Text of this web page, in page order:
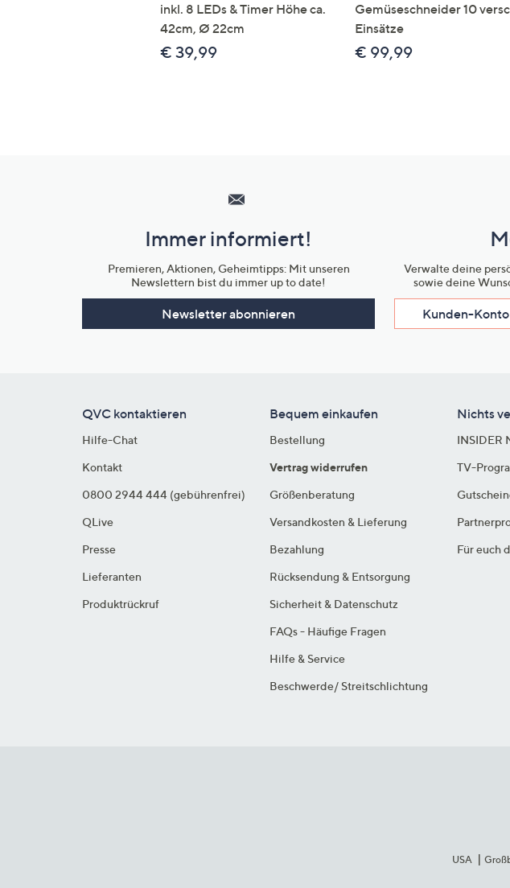
inkl. 8 LEDs & Timer Höhe ca.
42cm, Ø 22cm
€ 39,99
Gemüseschneider 10
Einsätze
€ 99,99
Unternehmensinformationen
Immer informiert!
Premieren, Aktionen, Geheimtipps: Mit unseren
Newslettern bist du immer up to date!
Newsletter abonnieren
Verwalte deine
sowie deine
Kunden-Konto
QVC kontaktieren
Hilfe-Chat
Kontakt
0800 2944 444 (gebührenfrei)
QLive
Presse
Lieferanten
Produktrückruf
Bequem einkaufen
Bestellung
Vertrag widerrufen
Größenberatung
Versandkosten & Lieferung
Bezahlung
Rücksendung & Entsorgung
Sicherheit & Datenschutz
FAQs - Häufige Fragen
Hilfe & Service
Beschwerde/ Streitschlichtung
Nichts
INSIDER
TV-
Für euch
USA